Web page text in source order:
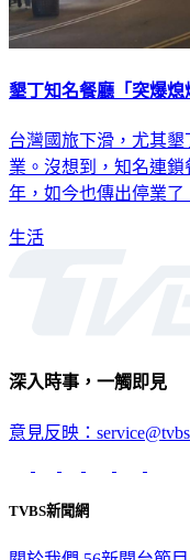
墾丁知名餐廳「突爆
台灣國旅下滑，尤其
業。沒想到，知名連
年，如今也傳出停業了
生活
深入時事，一觸即見
意見反映：
TVBS新聞網